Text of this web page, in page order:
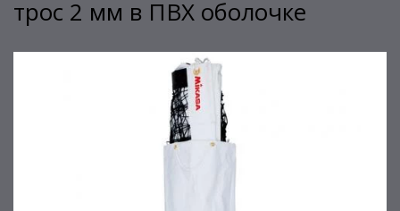
трос 2 мм в ПВХ оболочке